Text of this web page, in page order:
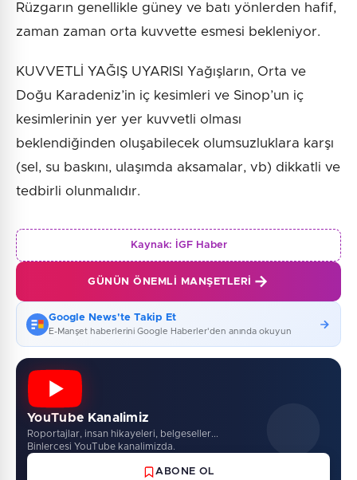
Rüzgarın genellikle güney ve batı yönlerden hafif,
zaman zaman orta kuvvette esmesi bekleniyor.
KUVVETLİ YAĞIŞ UYARISI Yağışların, Orta ve
Doğu Karadeniz’in iç kesimleri ve Sinop’un iç
kesimlerinin yer yer kuvvetli olması
beklendiğinden oluşabilecek olumsuzluklara karşı
(sel, su baskını, ulaşımda aksamalar, vb) dikkatli ve
tedbirli olunmalıdır.
Kaynak: İGF Haber
GÜNÜN ÖNEMLI MANŞETLERI
Google News'te Takip Et
E-Manşet haberlerini Google Haberler'den anında okuyun
YouTube Kanalimiz
Roportajlar, insan hikayeleri, belgeseller...
Binlercesi YouTube kanalimizda.
ABONE OL